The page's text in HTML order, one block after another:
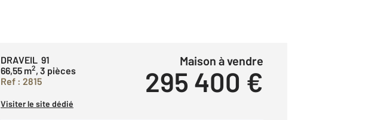
DRAVEIL 91
66,55 m2, 3 pièces
Ref : 2815
Maison à vendre
295 400 €
Visiter le site dédié